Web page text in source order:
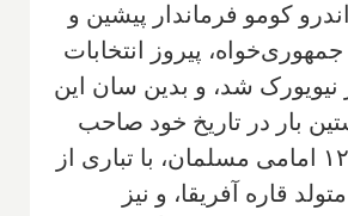
کومو فرماندار پیشین و
پیروز انتخابات
شد، و بدین سان این
بار در تاریخ خود صاحب
شهردار شیعه ۱۲ امامی مسلمان، با تباری از
قاره آفریقا، و نیز